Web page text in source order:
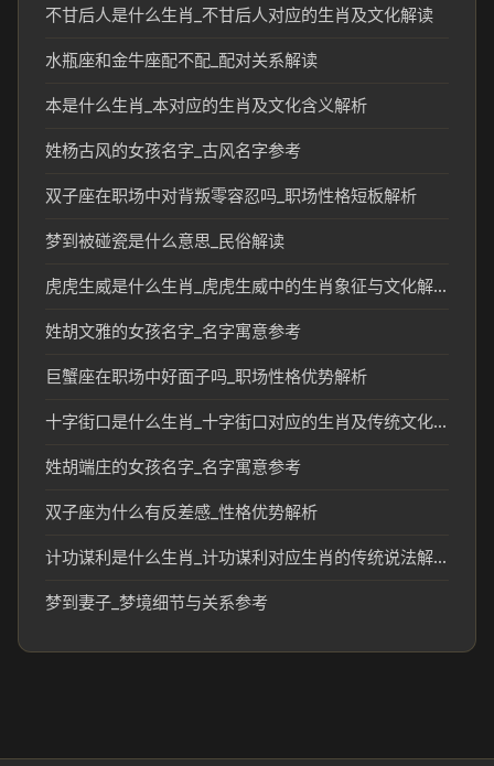
不甘后人是什么生肖_不甘后人对应的生肖及文化解读
水瓶座和金牛座配不配_配对关系解读
本是什么生肖_本对应的生肖及文化含义解析
姓杨古风的女孩名字_古风名字参考
双子座在职场中对背叛零容忍吗_职场性格短板解析
梦到被碰瓷是什么意思_民俗解读
虎虎生威是什么生肖_虎虎生威中的生肖象征与文化解读
姓胡文雅的女孩名字_名字寓意参考
巨蟹座在职场中好面子吗_职场性格优势解析
十字街口是什么生肖_十字街口对应的生肖及传统文化解读
姓胡端庄的女孩名字_名字寓意参考
双子座为什么有反差感_性格优势解析
计功谋利是什么生肖_计功谋利对应生肖的传统说法解析
梦到妻子_梦境细节与关系参考